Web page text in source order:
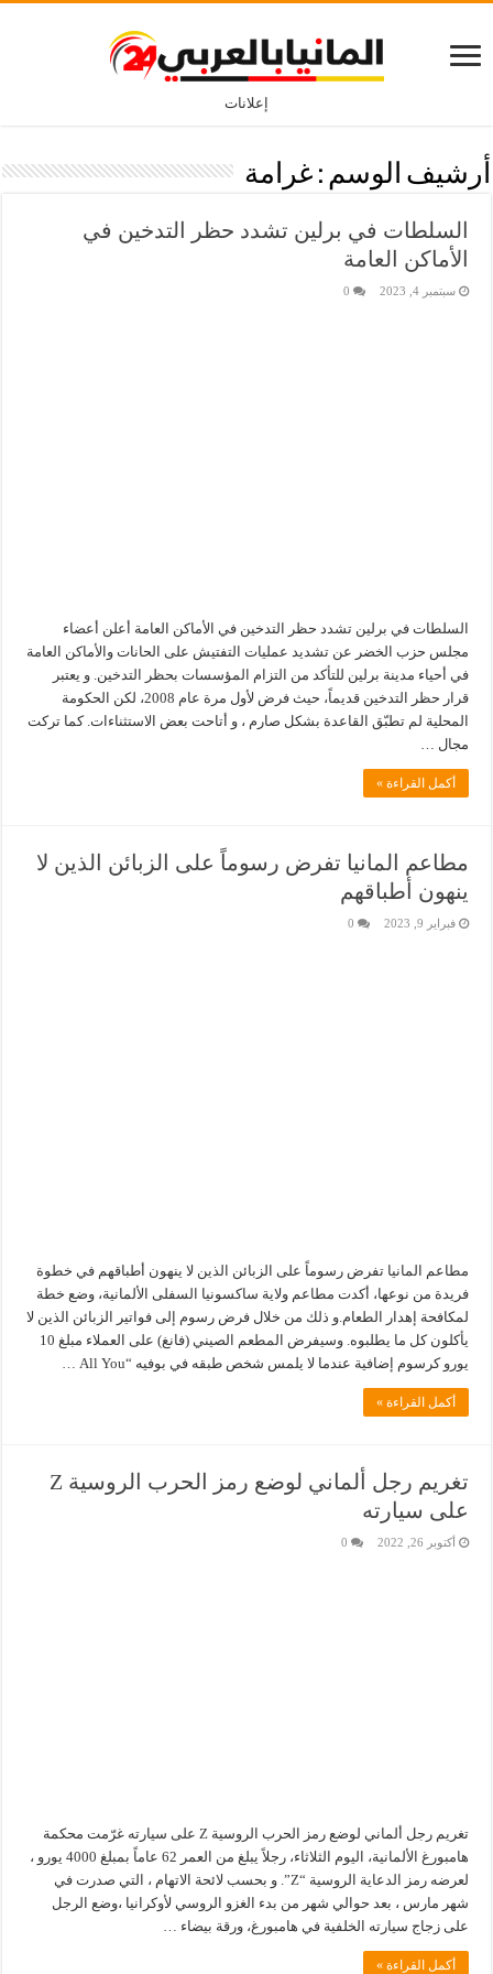
إعلانات
أرشيف الوسم : غرامة
السلطات في برلين تشدد حظر التدخين في
الأماكن العامة
سبتمبر 4, 2023 0
السلطات في برلين تشدد حظر التدخين في الأماكن العامة أعلن أعضاء
مجلس حزب الخضر عن تشديد عمليات التفتيش على الحانات والأماكن العامة
في أحياء مدينة برلين للتأكد من التزام المؤسسات بحظر التدخين. و يعتبر
قرار حظر التدخين قديماً، حيث فرض لأول مرة عام 2008، لكن الحكومة
المحلية لم تطبّق القاعدة بشكل صارم ، و أتاحت بعض الاستثناءات. كما تركت
مجال …
أكمل القراءة »
مطاعم المانيا تفرض رسوماً على الزبائن الذين لا
ينهون أطباقهم
فبراير 9, 2023 0
مطاعم المانيا تفرض رسوماً على الزبائن الذين لا ينهون أطباقهم في خطوة
فريدة من نوعها، أكدت مطاعم ولاية ساكسونيا السفلى الألمانية، وضع خطة
لمكافحة إهدار الطعام.و ذلك من خلال فرض رسوم إلى فواتير الزبائن الذين لا
يأكلون كل ما يطلبوه. وسيفرض المطعم الصيني (فانغ) على العملاء مبلغ 10
يورو كرسوم إضافية عندما لا يلمس شخص طبقه في بوفيه “All You …
أكمل القراءة »
تغريم رجل ألماني لوضع رمز الحرب الروسية Z
على سيارته
أكتوبر 26, 2022 0
تغريم رجل ألماني لوضع رمز الحرب الروسية Z على سيارته غرّمت محكمة
هامبورغ الألمانية، اليوم الثلاثاء، رجلاً يبلغ من العمر 62 عاماً بمبلغ 4000 يورو ،
لعرضه رمز الدعاية الروسية “Z”. و بحسب لائحة الاتهام ، التي صدرت في
شهر مارس ، بعد حوالي شهر من بدء الغزو الروسي لأوكرانيا ،وضع الرجل
على زجاج سيارته الخلفية في هامبورغ، ورقة بيضاء …
أكمل القراءة »